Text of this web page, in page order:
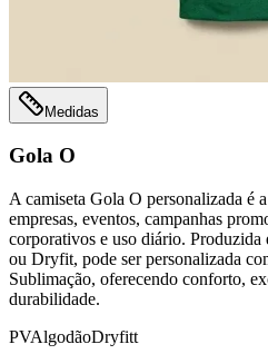
Medidas
Gola O
A camiseta Gola O personalizada é
empresas, eventos, campanhas
corporativos e uso diário.
ou Dryfit, pode ser personalizada
Sublimação, oferecendo conforto,
durabilidade.
PVAlgodãoDryfitt